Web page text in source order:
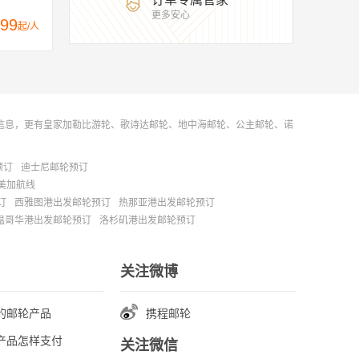
起/人
更多安心
，更有皇家加勒比游轮、歌诗达邮轮、地中海邮轮、公主邮轮、诺
迪士尼邮轮预订
加航线
西雅图港出发邮轮预订
热那亚港出发邮轮预订
哥华港出发邮轮预订
洛杉矶港出发邮轮预订
邮轮产品
品怎样支付
关注微博
携程邮轮
关注微信